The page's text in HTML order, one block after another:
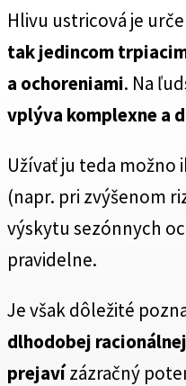
Hlivu ustricová je
tak jedincom
a ochoreniami. Na
vplýva komplexne a
Užívať ju teda
(napr. pri zvýšenom
výskytu sezónnych
pravidelne.
Je však dôležité
dlhodobej
prejavízázračný